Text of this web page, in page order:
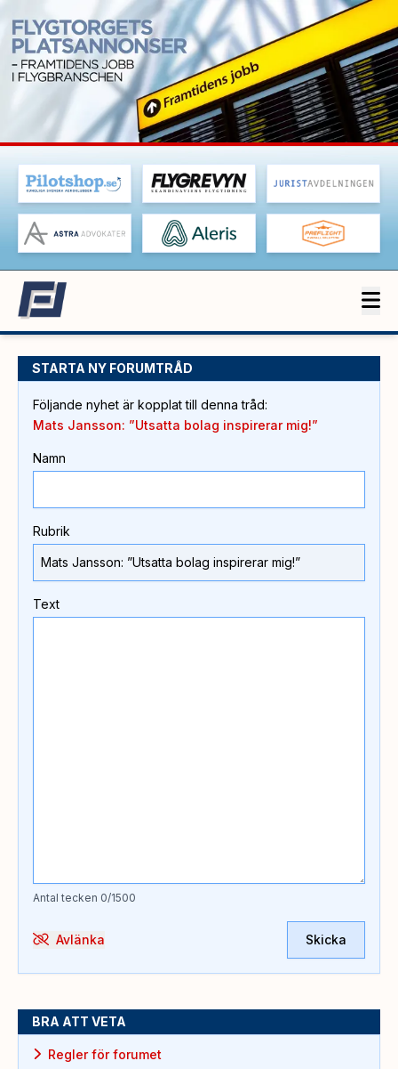
STARTA NY FORUMTRÅD
Följande nyhet är kopplat till denna tråd:
Mats Jansson: ”Utsatta bolag inspirerar mig!”
Namn
Rubrik
Text
Antal tecken 0/1500
Avlänka Skicka
BRA ATT VETA
Regler för forumet